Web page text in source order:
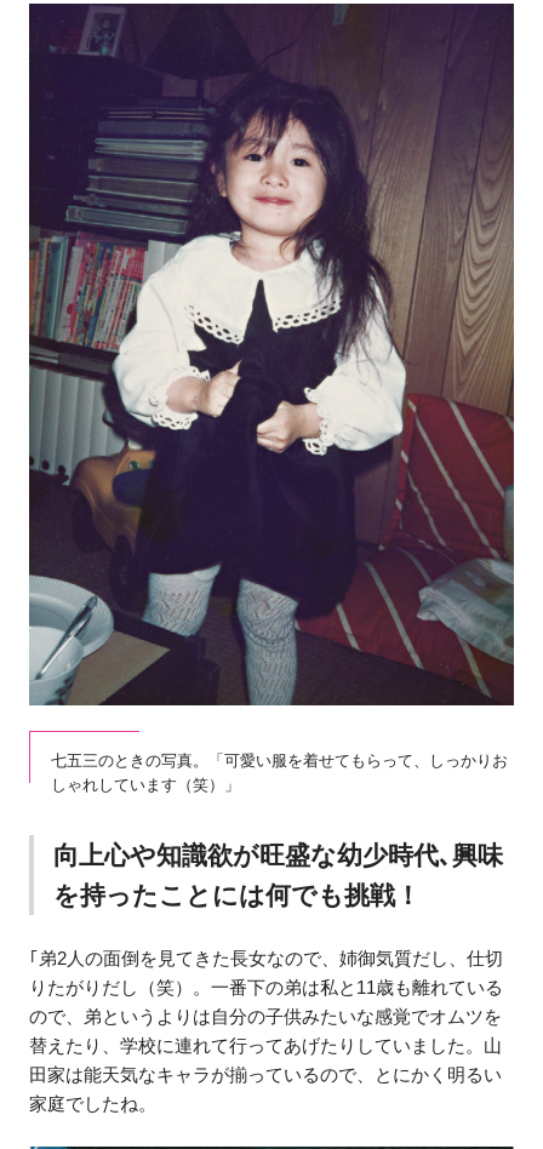
七五三のときの写真。「可愛い服を着せてもらって、しっかりお
しゃれしています（笑）」
向上心や知識欲が旺盛な幼少時代､興味
を持ったことには何でも挑戦！
｢弟2人の面倒を見てきた長女なので、姉御気質だし、仕切
りたがりだし（笑）。一番下の弟は私と11歳も離れている
ので、弟というよりは自分の子供みたいな感覚でオムツを
替えたり、学校に連れて行ってあげたりしていました。山
田家は能天気なキャラが揃っているので、とにかく明るい
家庭でしたね。